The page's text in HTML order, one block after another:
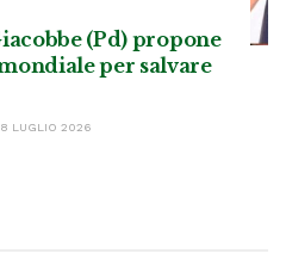
(Pd) propone
per salvare
LUGLIO 2026